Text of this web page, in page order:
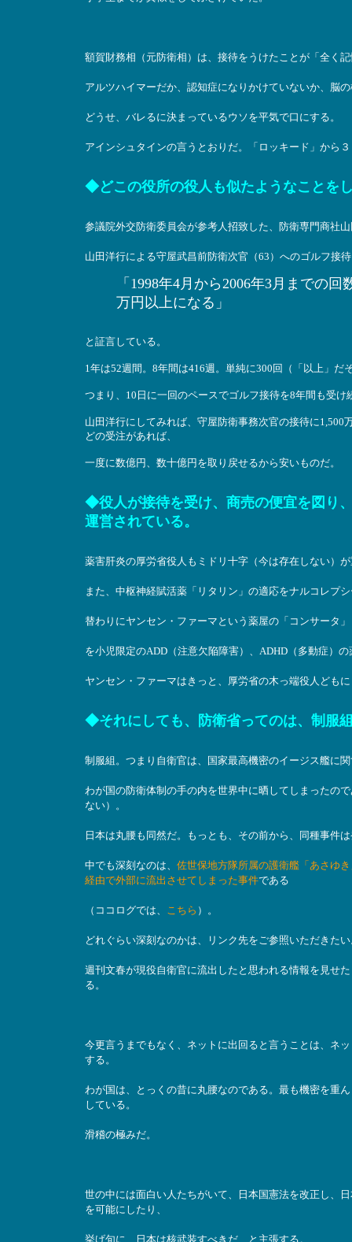
額賀財務相（元防衛相）は、接待をうけたことが「全く
アルツハイマーだか、認知症になりかけていないか、脳
どうせ、バレるに決まっているウソを平気で口にする。
アインシュタインの言うとおりだ。「ロッキード」から
◆どこの役所の役人も似たようなことを
参議院外交防衛委員会が参考人招致した、防衛専門商社
山田洋行による守屋武昌前防衛次官（63）へのゴルフ接
「1998年4月から2006年3月までの
万円以上になる」
と証言している。
1年は52週間。8年間は416週。単純に300回（「以上」
つまり、10日に一回のペースでゴルフ接待を8年間も受け
山田洋行にしてみれば、守屋防衛事務次官の接待に
どの受注があれば、
一度に数億円、数十億円を取り戻せるから安いものだ。
◆役人が接待を受け、商売の便宜を図り
運営されている。
薬害肝炎の厚労省役人もミドリ十字（今は存在しない）
また、中枢神経賦活薬「リタリン」の適応をナルコレプ
替わりにヤンセン・ファーマという薬屋の「コンサータ
を小児限定のADD（注意欠陥障害）、ADHD（多動症）
ヤンセン・ファーマはきっと、厚労省の木っ端役人ども
◆それにしても、防衛省ってのは、制服
制服組。つまり自衛官は、国家最高機密のイージス艦に
わが国の防衛体制の手の内を世界中に晒してしまったの
ない）。
日本は丸腰も同然だ。もっとも、その前から、同種事件
中でも深刻なのは、 佐世保地方隊所属の護衛艦「あさゆ
経由で外部に流出させてしまった事件である
（ココログでは、 こちら ）。
どれぐらい深刻なのかは、リンク先をご参照いただきたい
週刊文春が現役自衛官に流出したと思われる情報を見せ
る。
今更言うまでもなく、ネットに出回ると言うことは、ネ
する。
わが国は、とっくの昔に丸腰なのである。最も機密を重
している。
滑稽の極みだ。
世の中には面白い人たちがいて、日本国憲法を改正し、
を可能にしたり、
挙げ句に、日本は核武装すべきだ、と主張する。